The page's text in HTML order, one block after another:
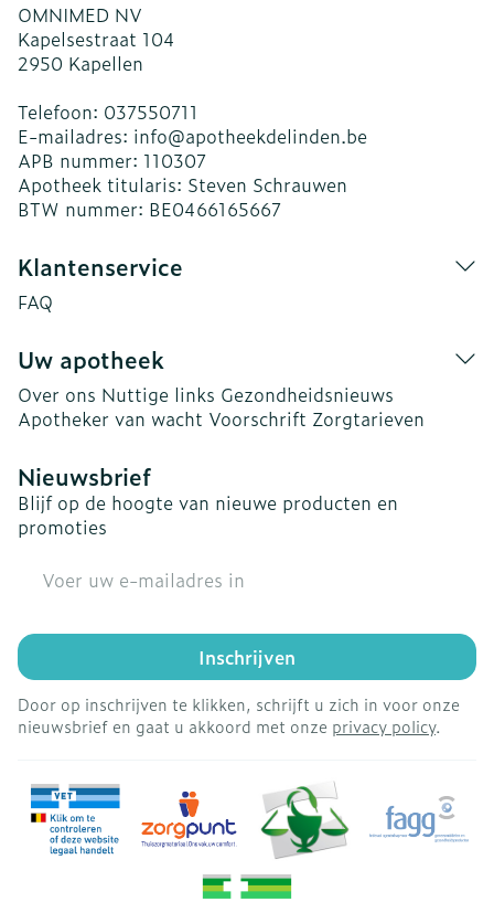
OMNIMED NV
Kapelsestraat 104
2950 Kapellen
Telefoon: 037550711
E-mailadres: info@apotheekdelinden.be
APB nummer: 110307
Apotheek titularis: Steven Schrauwen
BTW nummer: BE0466165667
Klantenservice
FAQ
Uw apotheek
Over ons Nuttige links Gezondheidsnieuws
Apotheker van wacht Voorschrift Zorgtarieven
Nieuwsbrief
Blijf op de hoogte van nieuwe producten en
promoties
Inschrijven
Door op inschrijven te klikken, schrijft u zich in voor onze
nieuwsbrief en gaat u akkoord met onze privacy policy.